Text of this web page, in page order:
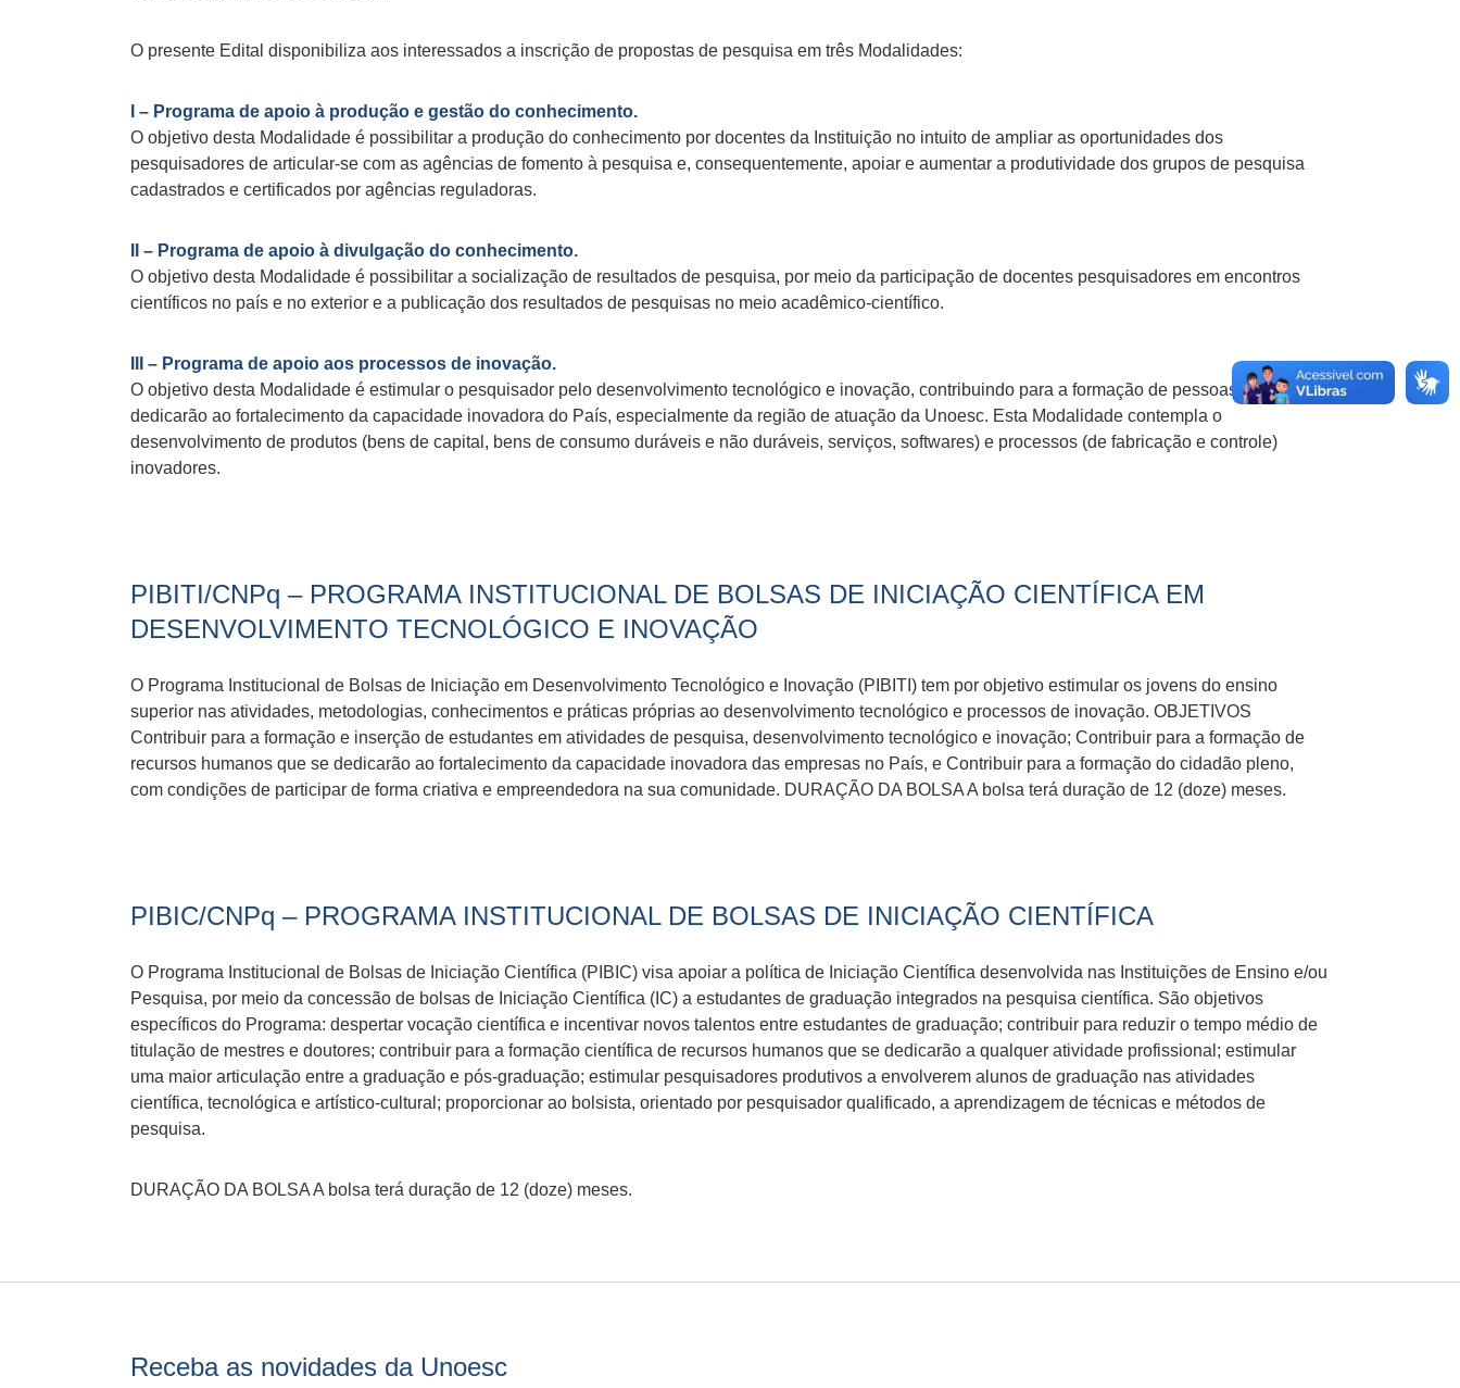
O presente Edital disponibiliza aos interessados a inscrição de propostas de pesquisa em três Modalidades:
I – Programa de apoio à produção e gestão do conhecimento.
O objetivo desta Modalidade é possibilitar a produção do conhecimento por docentes da Instituição no intuito de ampliar as oportunidades dos
pesquisadores de articular-se com as agências de fomento à pesquisa e, consequentemente, apoiar e aumentar a produtividade dos grupos de pesquisa
cadastrados e certificados por agências reguladoras.
II – Programa de apoio à divulgação do conhecimento.
O objetivo desta Modalidade é possibilitar a socialização de resultados de pesquisa, por meio da participação de docentes pesquisadores em encontros
científicos no país e no exterior e a publicação dos resultados de pesquisas no meio acadêmico-científico.
III – Programa de apoio aos processos de inovação.
O objetivo desta Modalidade é estimular o pesquisador pelo desenvolvimento tecnológico e inovação, contribuindo para a formação de pessoas que se
dedicarão ao fortalecimento da capacidade inovadora do País, especialmente da região de atuação da Unoesc. Esta Modalidade contempla o
desenvolvimento de produtos (bens de capital, bens de consumo duráveis e não duráveis, serviços, softwares) e processos (de fabricação e controle)
inovadores.
PIBITI/CNPq – PROGRAMA INSTITUCIONAL DE BOLSAS DE INICIAÇÃO CIENTÍFICA EM
DESENVOLVIMENTO TECNOLÓGICO E INOVAÇÃO
O Programa Institucional de Bolsas de Iniciação em Desenvolvimento Tecnológico e Inovação (PIBITI) tem por objetivo estimular os jovens do ensino
superior nas atividades, metodologias, conhecimentos e práticas próprias ao desenvolvimento tecnológico e processos de inovação. OBJETIVOS
Contribuir para a formação e inserção de estudantes em atividades de pesquisa, desenvolvimento tecnológico e inovação; Contribuir para a formação de
recursos humanos que se dedicarão ao fortalecimento da capacidade inovadora das empresas no País, e Contribuir para a formação do cidadão pleno,
com condições de participar de forma criativa e empreendedora na sua comunidade. DURAÇÃO DA BOLSA A bolsa terá duração de 12 (doze) meses.
PIBIC/CNPq – PROGRAMA INSTITUCIONAL DE BOLSAS DE INICIAÇÃO CIENTÍFICA
O Programa Institucional de Bolsas de Iniciação Científica (PIBIC) visa apoiar a política de Iniciação Científica desenvolvida nas Instituições de Ensino e/ou
Pesquisa, por meio da concessão de bolsas de Iniciação Científica (IC) a estudantes de graduação integrados na pesquisa científica. São objetivos
específicos do Programa: despertar vocação científica e incentivar novos talentos entre estudantes de graduação; contribuir para reduzir o tempo médio de
titulação de mestres e doutores; contribuir para a formação científica de recursos humanos que se dedicarão a qualquer atividade profissional; estimular
uma maior articulação entre a graduação e pós-graduação; estimular pesquisadores produtivos a envolverem alunos de graduação nas atividades
científica, tecnológica e artístico-cultural; proporcionar ao bolsista, orientado por pesquisador qualificado, a aprendizagem de técnicas e métodos de
pesquisa.
DURAÇÃO DA BOLSA A bolsa terá duração de 12 (doze) meses.
Receba as novidades da Unoesc